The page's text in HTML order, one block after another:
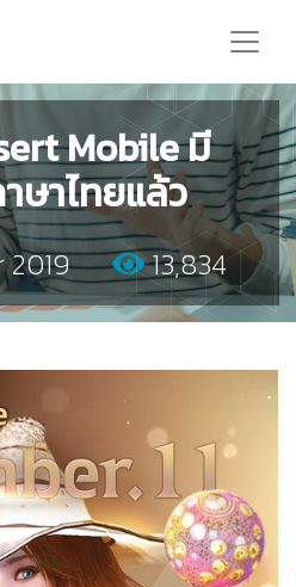
Mobile มี
ษาไทยแล้ว
13,834